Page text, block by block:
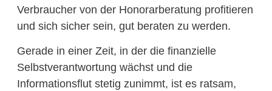
Verbraucher von der Honorarberatung profitieren
und sich sicher sein, gut beraten zu werden.
Gerade in einer Zeit, in der die finanzielle
Selbstverantwortung wächst und die
Informationsflut stetig zunimmt, ist es ratsam,